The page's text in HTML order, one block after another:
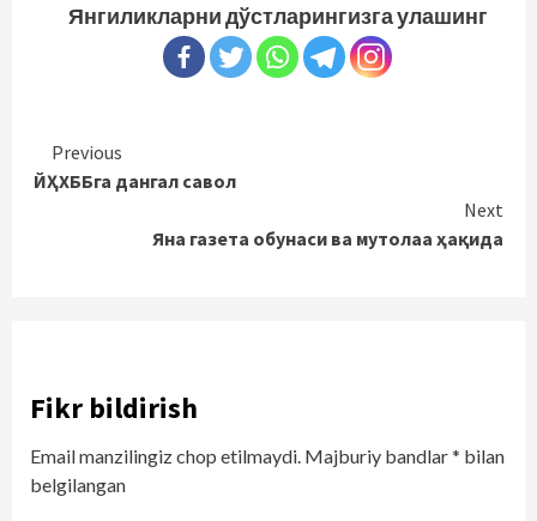
Янгиликларни дўстларингизга улашинг
Continue
Reading
Previous
ЙҲХББга дангал савол
Next
Яна газета обунаси ва мутолаа ҳақида
Fikr bildirish
Email manzilingiz chop etilmaydi. Majburiy bandlar* bilan
belgilangan